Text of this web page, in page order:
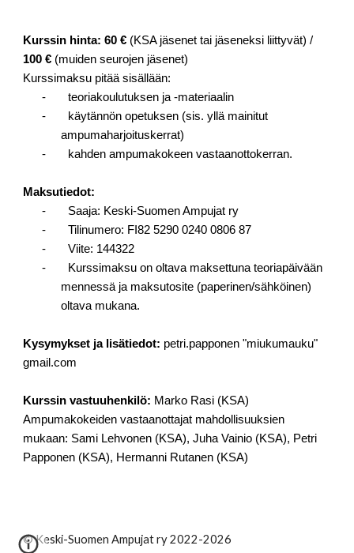
Kurssin hinta: 60 € (KSA jäsenet tai jäseneksi liittyvät) /
100 € (muiden seurojen jäsenet)
Kurssimaksu pitää sisällään:
- teoriakoulutuksen ja -materiaalin
- käytännön opetuksen (sis. yllä mainitut
ampumaharjoituskerrat)
- kahden ampumakokeen vastaanottokerran.
Maksutiedot:
- Saaja: Keski-Suomen Ampujat ry
- Tilinumero: FI82 5290 0240 0806 87
- Viite: 144322
- Kurssimaksu on oltava maksettuna teoriapäivään
mennessä ja maksutosite (paperinen/sähköinen)
oltava mukana.
Kysymykset ja lisätiedot: petri.papponen "miukumauku"
gmail.com
Kurssin vastuuhenkilö: Marko Rasi (KSA)
Ampumakokeiden vastaanottajat mahdollisuuksien
mukaan: Sami Lehvonen (KSA), Juha Vainio (KSA), Petri
Papponen (KSA), Hermanni Rutanen (KSA)
© Keski-Suomen Ampujat ry 2022-2026